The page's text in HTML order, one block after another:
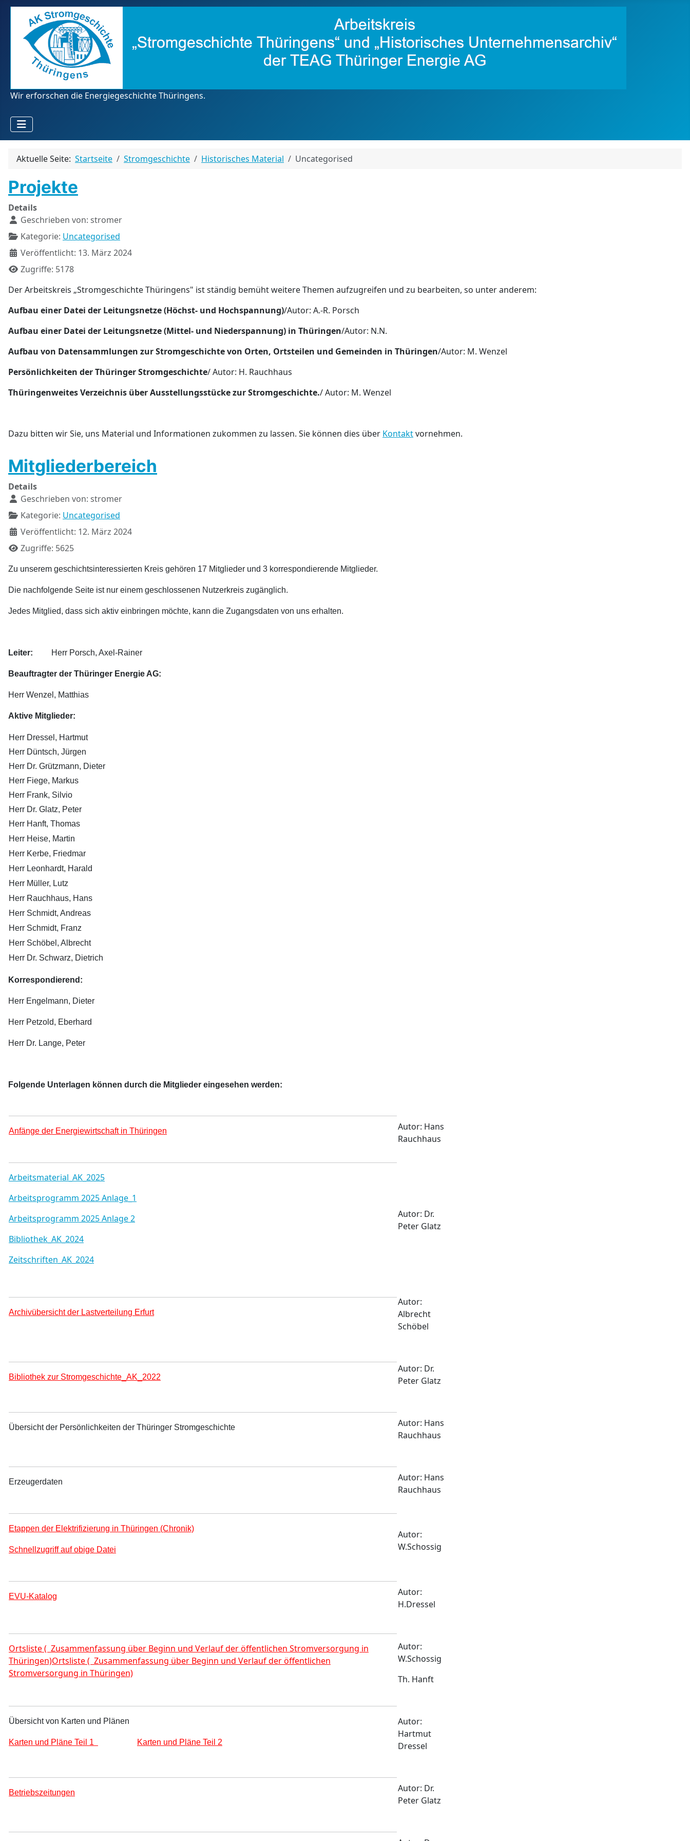
Wir erforschen die Energiegeschichte Thüringens.
Aktuelle Seite: Startseite Stromgeschichte Historisches Material Uncategorised
Projekte
Details
Geschrieben von: stromer
Kategorie: Uncategorised
Veröffentlicht: 13. März 2024
Zugriffe: 5178
Der Arbeitskreis „Stromgeschichte Thüringens" ist ständig bemüht weitere Themen aufzugreifen und zu bearbeiten, so unter anderem:
Aufbau einer Datei der Leitungsnetze (Höchst- und Hochspannung)/Autor: A.-R. Porsch
Aufbau einer Datei der Leitungsnetze (Mittel- und Niederspannung) in Thüringen/Autor: N.N.
Aufbau von Datensammlungen zur Stromgeschichte von Orten, Ortsteilen und Gemeinden in Thüringen/Autor: M. Wenzel
Persönlichkeiten der Thüringer Stromgeschichte/ Autor: H. Rauchhaus
Thüringenweites Verzeichnis über Ausstellungsstücke zur Stromgeschichte./ Autor: M. Wenzel
Dazu bitten wir Sie, uns Material und Informationen zukommen zu lassen. Sie können dies über Kontaktvornehmen.
Mitgliederbereich
Details
Geschrieben von: stromer
Kategorie: Uncategorised
Veröffentlicht: 12. März 2024
Zugriffe: 5625
Zu unserem geschichtsinteressierten Kreis gehören 17 Mitglieder und 3 korrespondierende Mitglieder.
Die nachfolgende Seite ist nur einem geschlossenen Nutzerkreis zugänglich.
Jedes Mitglied, dass sich aktiv einbringen möchte, kann die Zugangsdaten von uns erhalten.
Leiter: Herr Porsch, Axel-Rainer
Beauftragter der Thüringer Energie AG:
Herr Wenzel, Matthias
Aktive Mitglieder:
Herr Dressel, Hartmut
Herr Düntsch, Jürgen
Herr Dr. Grützmann, Dieter
Herr Fiege, Markus
Herr Frank, Silvio
Herr Dr. Glatz, Peter
Herr Hanft, Thomas
Herr Heise, Martin
Herr Kerbe, Friedmar
Herr Leonhardt, Harald
Herr Müller, Lutz
Herr Rauchhaus, Hans
Herr Schmidt, Andreas
Herr Schmidt, Franz
Herr Schöbel, Albrecht
Herr Dr. Schwarz, Dietrich
Korrespondierend:
Herr Engelmann, Dieter
Herr Petzold, Eberhard
Herr Dr. Lange, Peter
Folgende Unterlagen können durch die Mitglieder eingesehen werden:
Anfänge der Energiewirtschaft in Thüringen
Autor: Hans
Rauchhaus
Arbeitsmaterial_AK_2025
Arbeitsprogramm 2025 Anlage_1
Arbeitsprogramm 2025 Anlage 2
Bibliothek_AK_2024
Zeitschriften_AK_2024
Autor: Dr.
Peter Glatz
Archivübersicht der Lastverteilung Erfurt
Autor:
Albrecht
Schöbel
Bibliothek zur Stromgeschichte_AK_2022
Autor: Dr.
Peter Glatz
Übersicht der Persönlichkeiten der Thüringer Stromgeschichte
Autor: Hans
Rauchhaus
Erzeugerdaten
Autor: Hans
Rauchhaus
Etappen der Elektrifizierung in Thüringen (Chronik)
Schnellzugriff auf obige Datei
Autor:
W.Schossig
EVU-Katalog
Autor:
H.Dressel
Ortsliste ( Zusammenfassung über Beginn und Verlauf der öffentlichen Stromversorgung in
Thüringen)Ortsliste ( Zusammenfassung über Beginn und Verlauf der öffentlichen
Stromversorgung in Thüringen)
Autor:
W.Schossig
Th. Hanft
Übersicht von Karten und Plänen
Karten und Pläne Teil 1 Karten und Pläne Teil 2
Autor:
Hartmut
Dressel
Betriebszeitungen
Autor: Dr.
Peter Glatz